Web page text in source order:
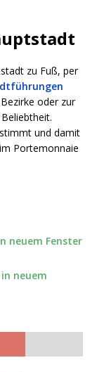
zu Fuß, per
oder zur
und damit
Portemonnaie
neuem Fenster
neuem